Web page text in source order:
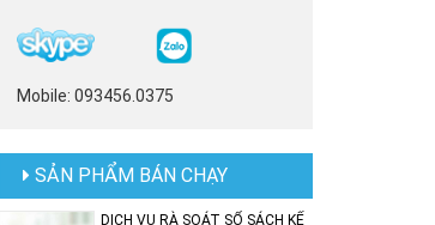
Mobile: 093456.0375
SẢN PHẨM BÁN CHẠY
DỊCH VỤ RÀ SOÁT SỔ SÁCH KẾ